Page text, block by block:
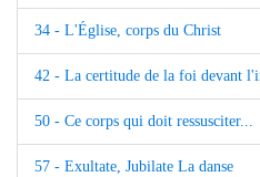
34 - L'Église, corps du Christ
42 - La certitude de la foi devant
50 - Ce corps qui doit ressusciter...
57 - Exultate, Jubilate La danse